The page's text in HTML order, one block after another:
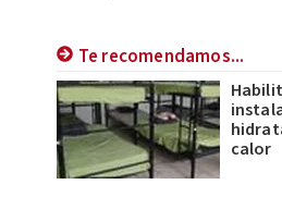
Te recomendamos...
calor